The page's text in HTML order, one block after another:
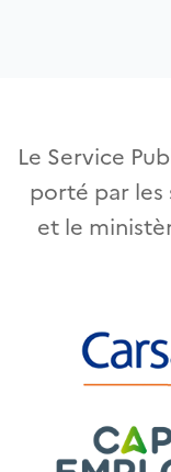
Le Service
porté par les
et le